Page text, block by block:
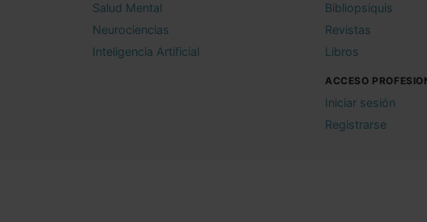
Salud Mental
Neurociencias
Inteligencia Artificial
Bibliopsiquis
Revistas
Libros
ACCESO
Iniciar sesión
Registrarse